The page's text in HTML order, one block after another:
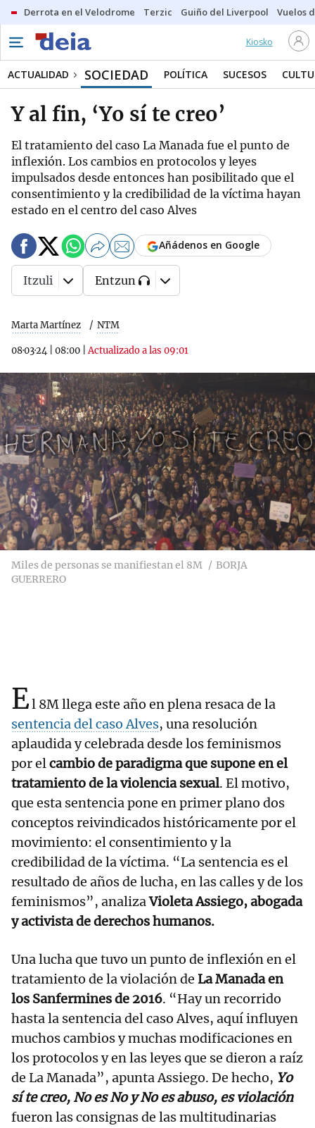
Derrota en el Velodrome Terzic Guiño del Liverpool Vuelos
Kiosko
ACTUALIDAD SOCIEDAD POLÍTICA SUCESOS
Y al fin, ‘Yo sí te creo’
El tratamiento del caso La Manada fue el punto de
inflexión. Los cambios en protocolos y leyes
impulsados desde entonces han posibilitado que el
consentimiento y la credibilidad de la víctima hayan
estado en el centro del caso Alves
Marta Martínez NTM
08·03·24 08:00 |Actualizado a las 09:01
Añádenos en Google
Itzuli Entzun
Miles de personas se manifiestan el 8M
BORJA
GUERRERO
El 8M llega este año en plena resaca de la
sentencia del caso Alves, una resolución
aplaudida y celebrada desde los feminismos
por elcambio de paradigma que supone en el
tratamiento de la violencia sexual. El motivo,
que esta sentencia pone en primer plano dos
conceptos reivindicados históricamente por el
movimiento: el consentimiento y la
credibilidad de la víctima. “La sentencia es el
resultado de años de lucha, en las calles y de los
feminismos”, analizaVioleta Assiego, abogada
y activista de derechos humanos.
Una lucha que tuvo un punto de inflexión en el
tratamiento de la violación de La Manada en
los Sanfermines de 2016. “Hay un recorrido
hasta la sentencia del caso Alves, aquí influyen
muchos cambios y muchas modificaciones en
los protocolos y en las leyes que se dieron a raíz
de La Manada”, apunta Assiego. De hecho, Yo
sí te creo, No es No y No es abuso, es violación
fueron las consignas de las multitudinarias